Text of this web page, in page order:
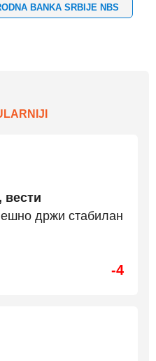
BANKA SRBIJE NBS
вести
држи стабилан
-4